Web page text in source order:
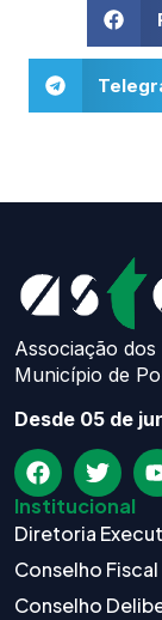
Associação
Município de
Desde 05 de
Institucional
Diretoria
Conselho Fiscal
Conselho